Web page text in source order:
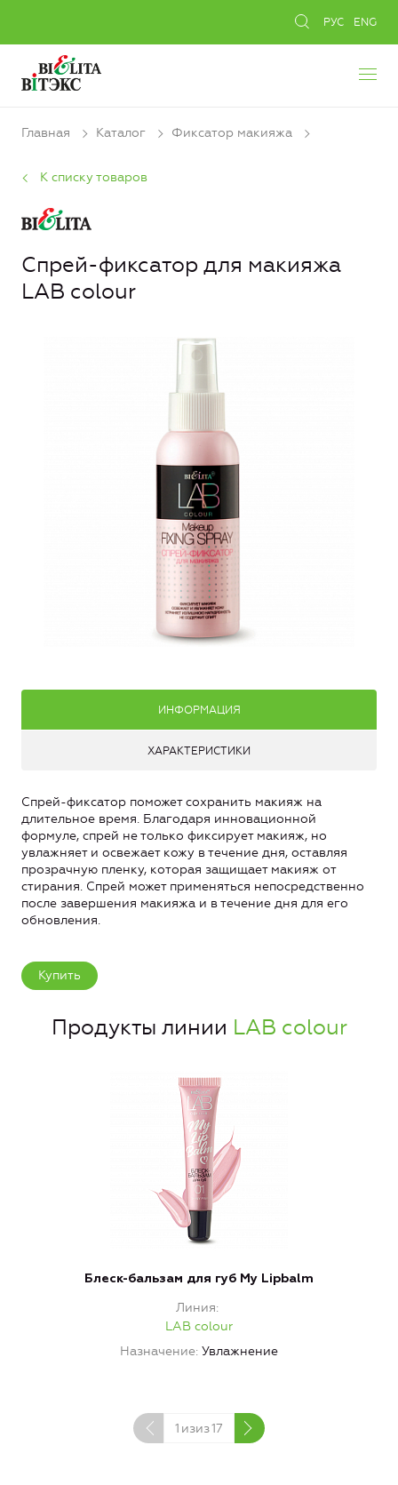
РУС ENG
Главная Каталог Фиксатор макияжа
К списку товаров
Спрей-фиксатор для макияжа
LAB colour
ИНФОРМАЦИЯ
ХАРАКТЕРИСТИКИ
Спрей-фиксатор поможет сохранить макияж на
длительное время. Благодаря инновационной
формуле, спрей не только фиксирует макияж, но
увлажняет и освежает кожу в течение дня, оставляя
прозрачную пленку, которая защищает макияж от
стирания. Спрей может применяться непосредственно
после завершения макияжа и в течение дня для его
обновления.
Купить
Продукты линии LAB colour
Блеск-бальзам для губ My Lipbalm
Линия
LAB colour
Назначение Увлажнение
1 изиз17